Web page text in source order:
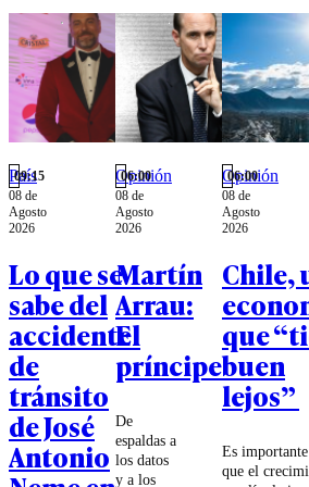
País
09:15
08 de
Agosto
2026
Lo que se
sabe del
accidente
de
tránsito
de José
Antonio
Opinión
06:00
08 de
Agosto
2026
Martín
Arrau:
El
príncipe
De
espaldas a
los datos
y a los
Opinión
06:00
08 de
Agosto
2026
Chile,
que
buen
lejos”
Es
que el